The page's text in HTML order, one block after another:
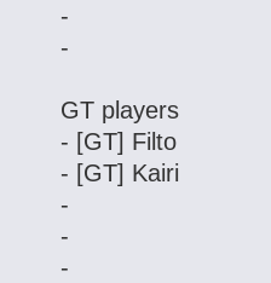
-
-
GT players
- [GT] Filto
- [GT] Kairi
-
-
-